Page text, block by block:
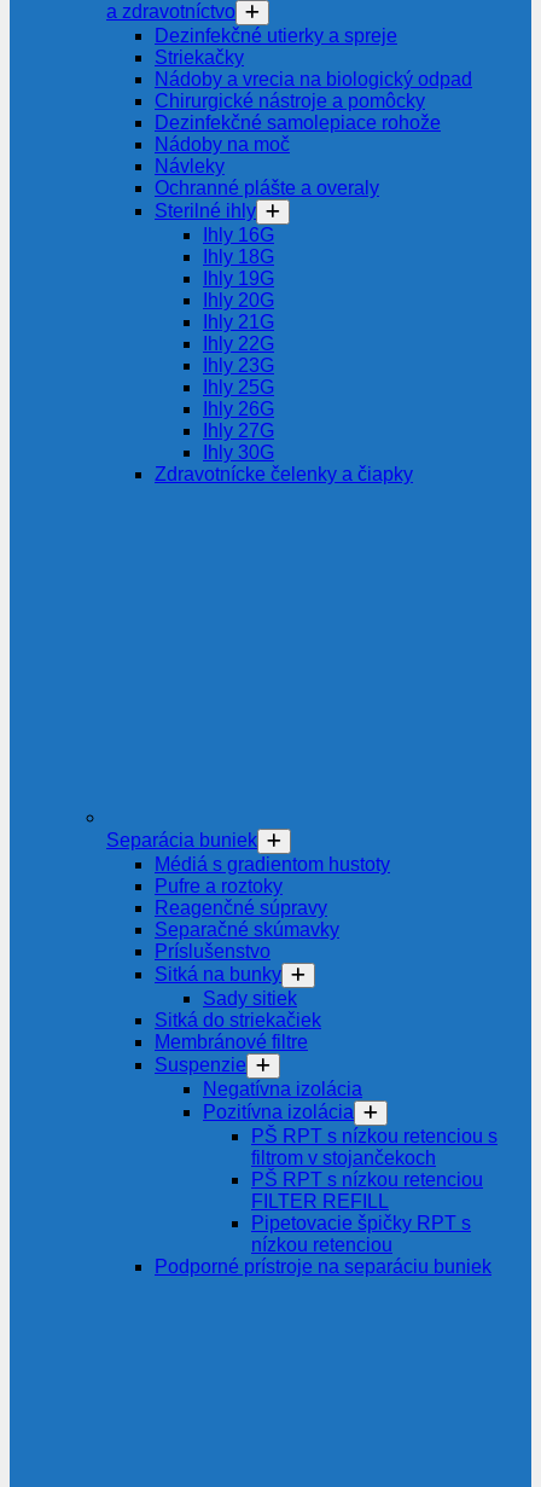
a zdravotníctvo
Dezinfekčné utierky a spreje
Striekačky
Nádoby a vrecia na biologický odpad
Chirurgické nástroje a pomôcky
Dezinfekčné samolepiace rohože
Nádoby na moč
Návleky
Ochranné plášte a overaly
Sterilné ihly
Ihly 16G
Ihly 18G
Ihly 19G
Ihly 20G
Ihly 21G
Ihly 22G
Ihly 23G
Ihly 25G
Ihly 26G
Ihly 27G
Ihly 30G
Zdravotnícke čelenky a čiapky
Separácia buniek
Médiá s gradientom hustoty
Pufre a roztoky
Reagenčné súpravy
Separačné skúmavky
Príslušenstvo
Sitká na bunky
Sady sitiek
Sitká do striekačiek
Membránové filtre
Suspenzie
Negatívna izolácia
Pozitívna izolácia
PŠ RPT s nízkou retenciou s
filtrom v stojančekoch
PŠ RPT s nízkou retenciou
FILTER REFILL
Pipetovacie špičky RPT s
nízkou retenciou
Podporné prístroje na separáciu buniek